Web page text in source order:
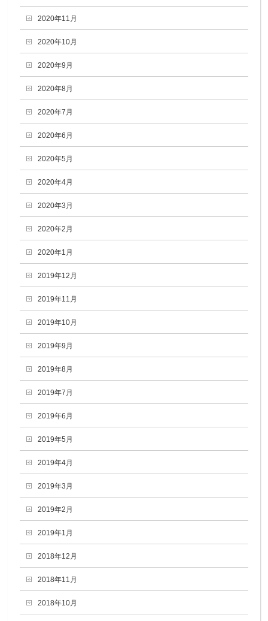
2020年11月
2020年10月
2020年9月
2020年8月
2020年7月
2020年6月
2020年5月
2020年4月
2020年3月
2020年2月
2020年1月
2019年12月
2019年11月
2019年10月
2019年9月
2019年8月
2019年7月
2019年6月
2019年5月
2019年4月
2019年3月
2019年2月
2019年1月
2018年12月
2018年11月
2018年10月